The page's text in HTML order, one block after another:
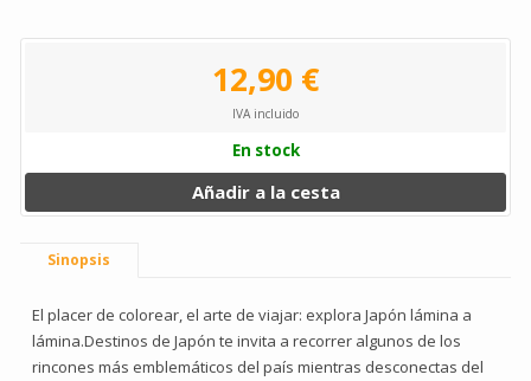
12,90 €
IVA incluido
En stock
Añadir a la cesta
Sinopsis
El placer de colorear, el arte de viajar: explora Japón lámina a
lámina.Destinos de Japón te invita a recorrer algunos de los
rincones más emblemáticos del país mientras desconectas del